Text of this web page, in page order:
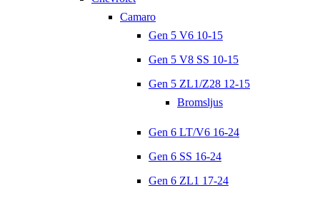
Camaro
Gen 5 V6 10-15
Gen 5 V8 SS 10-15
Gen 5 ZL1/Z28 12-15
Bromsljus
Gen 6 LT/V6 16-24
Gen 6 SS 16-24
Gen 6 ZL1 17-24